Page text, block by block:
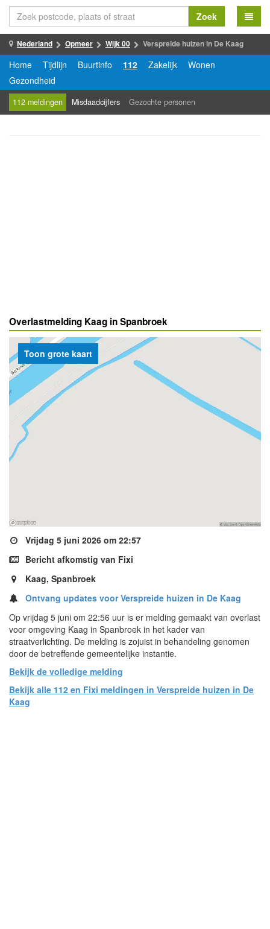
Zoek
Nederland Opmeer Wijk 00 Verspreide huizen in De Kaag
Home Tijdlijn Buurtinfo 112 Zakelijk
Wonen
Gezondheid
112 meldingen Misdaadcijfers Gezochte personen
Overlastmelding Kaag in Spanbroek
Vrijdag 5 juni 2026 om 22:57
Bericht afkomstig van Fixi
Kaag, Spanbroek
Ontvang updates voor Verspreide huizen in De Kaag
Op vrijdag 5 juni om 22:56 uur is er melding gemaakt van overlast
voor omgeving Kaag in Spanbroek in het kader van
straatverlichting. De melding is zojuist in behandeling genomen
door de betreffende gemeentelijke instantie.
Bekijk de volledige melding
Bekijk alle 112 en Fixi meldingen in Verspreide huizen in De
Kaag
Toon grote kaart